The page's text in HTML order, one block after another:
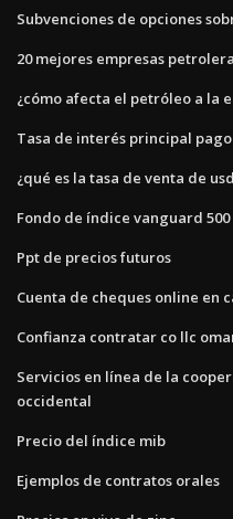
Subvenciones de opciones
20 mejores empresas
¿cómo afecta el petróleo a la
Tasa de interés principal pago
¿qué es la tasa de venta de usd_
Fondo de índice vanguard
Ppt de precios futuros
Cuenta de cheques online en
Confianza contratar co llc
Servicios en línea de la
occidental
Precio del índice mib
Ejemplos de contratos orales